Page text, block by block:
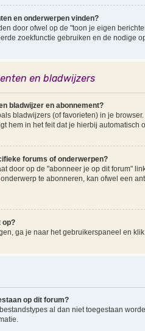
en onderwerpen vinden?
door ofwel op de "toon je eigen
zoekfunctie gebruiken en de nodige
en bladwijzers
bladwijzer en abonnement?
bladwijzers (of favorieten) in je
hem in het feit dat je hierbij
forums of onderwerpen?
door op de "abonneer je op dit forum"
te abonneren, kan ofwel een
op?
ga je naar het gebruikerspaneel en
op dit forum?
al dan niet toegestaan